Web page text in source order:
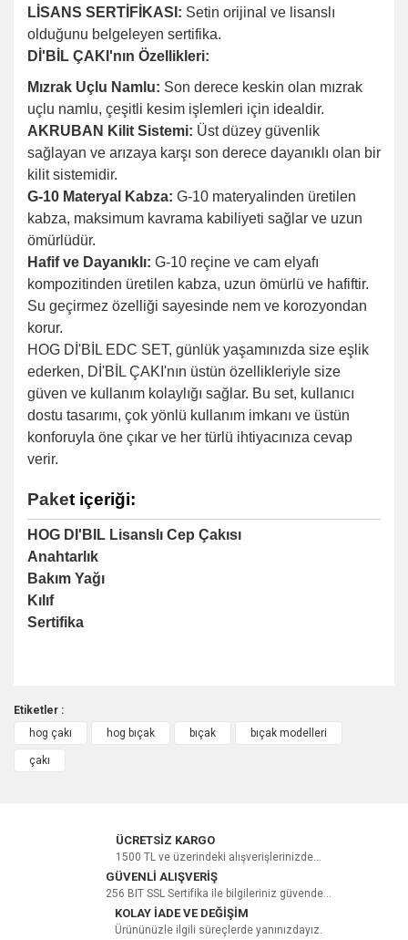
LİSANS SERTİFİKASI: Setin orijinal ve lisanslı
olduğunu belgeleyen sertifika.
Dİ'BİL ÇAKI'nın Özellikleri:
Mızrak Uçlu Namlu: Son derece keskin olan mızrak
uçlu namlu, çeşitli kesim işlemleri için idealdir.
AKRUBAN Kilit Sistemi: Üst düzey güvenlik
sağlayan ve arızaya karşı son derece dayanıklı olan bir
kilit sistemidir.
G-10 Materyal Kabza: G-10 materyalinden üretilen
kabza, maksimum kavrama kabiliyeti sağlar ve uzun
ömürlüdür.
Hafif ve Dayanıklı: G-10 reçine ve cam elyafı
kompozitinden üretilen kabza, uzun ömürlü ve hafiftir.
Su geçirmez özelliği sayesinde nem ve korozyondan
korur.
HOG Dİ'BİL EDC SET, günlük yaşamınızda size eşlik
ederken, Dİ'BİL ÇAKI'nın üstün özellikleriyle size
güven ve kullanım kolaylığı sağlar. Bu set, kullanıcı
dostu tasarımı, çok yönlü kullanım imkanı ve üstün
konforuyla öne çıkar ve her türlü ihtiyacınıza cevap
verir.
Paket içeriği:
HOG DI'BIL Lisanslı Cep Çakısı
Anahtarlık
Bakım Yağı
Kılıf
Sertifika
Etiketler :
hog çakı
hog bıçak bıçak bıçak modelleri
çakı
ÜCRETSİZ KARGO
1500 TL ve üzerindeki alışverişlerinizde...
GÜVENLİ ALIŞVERİŞ
256 BIT SSL Sertifika ile bilgileriniz güvende...
KOLAY İADE VE DEĞİŞİM
Ürününüzle ilgili süreçlerde yanınızdayız.